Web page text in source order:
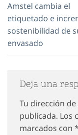
Amstel cambia el
etiquetado e
sostenibilidad de
envasado
Deja una
Tu dirección
publicada. Los
marcados con *